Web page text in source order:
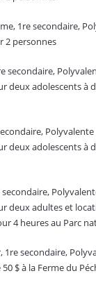
1re secondaire,
2 personnes
secondaire,
deux adolescents à
deux adolescents à
secondaire,
deux adultes et
4 heures au Parc
1re secondaire,
$ à la Ferme du